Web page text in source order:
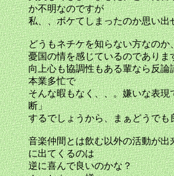
か不明なのですが
私、、ボケてしまったのか思い出
どうもネチケを知らない方なのか
憂国の情を感じているのでありま
向上心も協調性もある輩なら反論
本業多忙で
そんな暇もなく、、。嫌いな表現
断」
するでしょうから、まぁどうでも
音楽仲間とは飲む以外の活動が出
に出てくるのは
逆に喜んで良いのかな？